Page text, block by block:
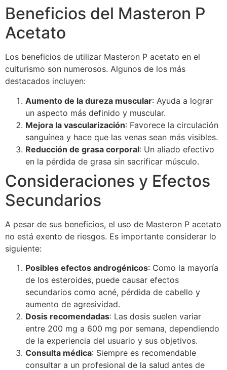
Beneficios del Masteron P
Acetato
Los beneficios de utilizar Masteron P acetato en el
culturismo son numerosos. Algunos de los más
destacados incluyen:
Aumento de la dureza muscular: Ayuda a lograr
un aspecto más definido y muscular.
Mejora la vascularización: Favorece la circulación
sanguínea y hace que las venas sean más visibles.
Reducción de grasa corporal: Un aliado efectivo
en la pérdida de grasa sin sacrificar músculo.
Consideraciones y Efectos
Secundarios
A pesar de sus beneficios, el uso de Masteron P acetato
no está exento de riesgos. Es importante considerar lo
siguiente:
Posibles efectos androgénicos: Como la mayoría
de los esteroides, puede causar efectos
secundarios como acné, pérdida de cabello y
aumento de agresividad.
Dosis recomendadas: Las dosis suelen variar
entre 200 mg a 600 mg por semana, dependiendo
de la experiencia del usuario y sus objetivos.
Consulta médica: Siempre es recomendable
consultar a un profesional de la salud antes de